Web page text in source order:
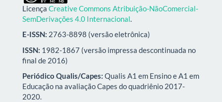
Licença Creative Commons Atribuição-NãoComercial-
SemDerivações 4.0 Internacional.
E-ISSN: 2763-8898 (versão eletrônica)
ISSN: 1982-1867 (versão impressa descontinuada no
final de 2016)
Periódico Qualis/Capes: Qualis A1 em Ensino e A1 em
Educação na avaliação Capes do quadriênio 2017-
2020.